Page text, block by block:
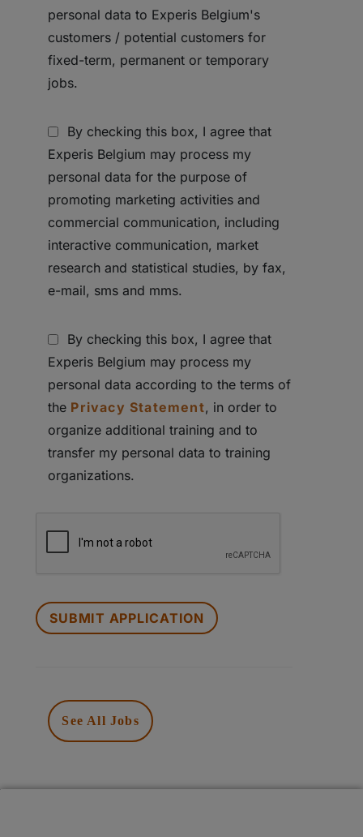
personal data to Experis Belgium's
customers / potential customers for
fixed-term, permanent or temporary
jobs.
By checking this box, I agree that
Experis Belgium may process my
personal data for the purpose of
promoting marketing activities and
commercial communication, including
interactive communication, market
research and statistical studies, by fax,
e-mail, sms and mms.
By checking this box, I agree that
Experis Belgium may process my
personal data according to the terms of
the Privacy Statement, in order to
organize additional training and to
transfer my personal data to training
organizations.
PEOPLE
LOOKING
FOR
PUT
ANYTHING
HERE.
See All Jobs